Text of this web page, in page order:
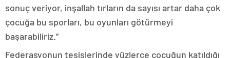
sonuç veriyor, inşallah tırların da sayısı artar daha çok
çocuğa bu sporları, bu oyunları götürmeyi
başarabiliriz.”
Federasyonun tesislerinde yüzlerce çocuğun katıldığı